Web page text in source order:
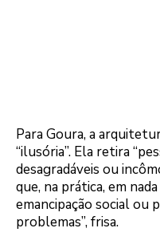
Para Goura, a
“ilusória”. Ela retira
desagradáveis ou
que, na prática, em
emancipação social ou
problemas”, frisa.